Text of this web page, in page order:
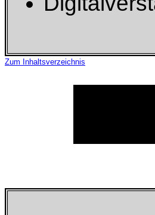
Zum Inhaltsverzeichnis